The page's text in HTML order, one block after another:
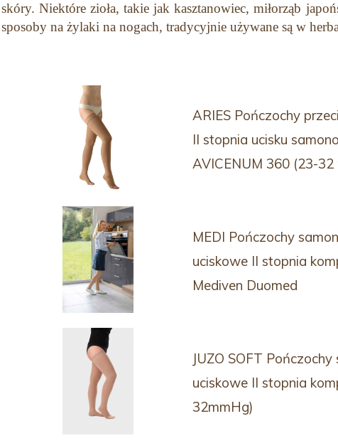
skóry. Niektóre zioła, takie jak kasztanowiec, miłorząb
sposoby na żylaki na nogach, tradycyjnie używane są w
ARIES Pończochy
II stopnia ucisku
AVICENUM 360 (23-32
MEDI Pończochy
uciskowe II stopnia
Mediven Duomed
JUZO SOFT
uciskowe II stopnia
32mmHg)